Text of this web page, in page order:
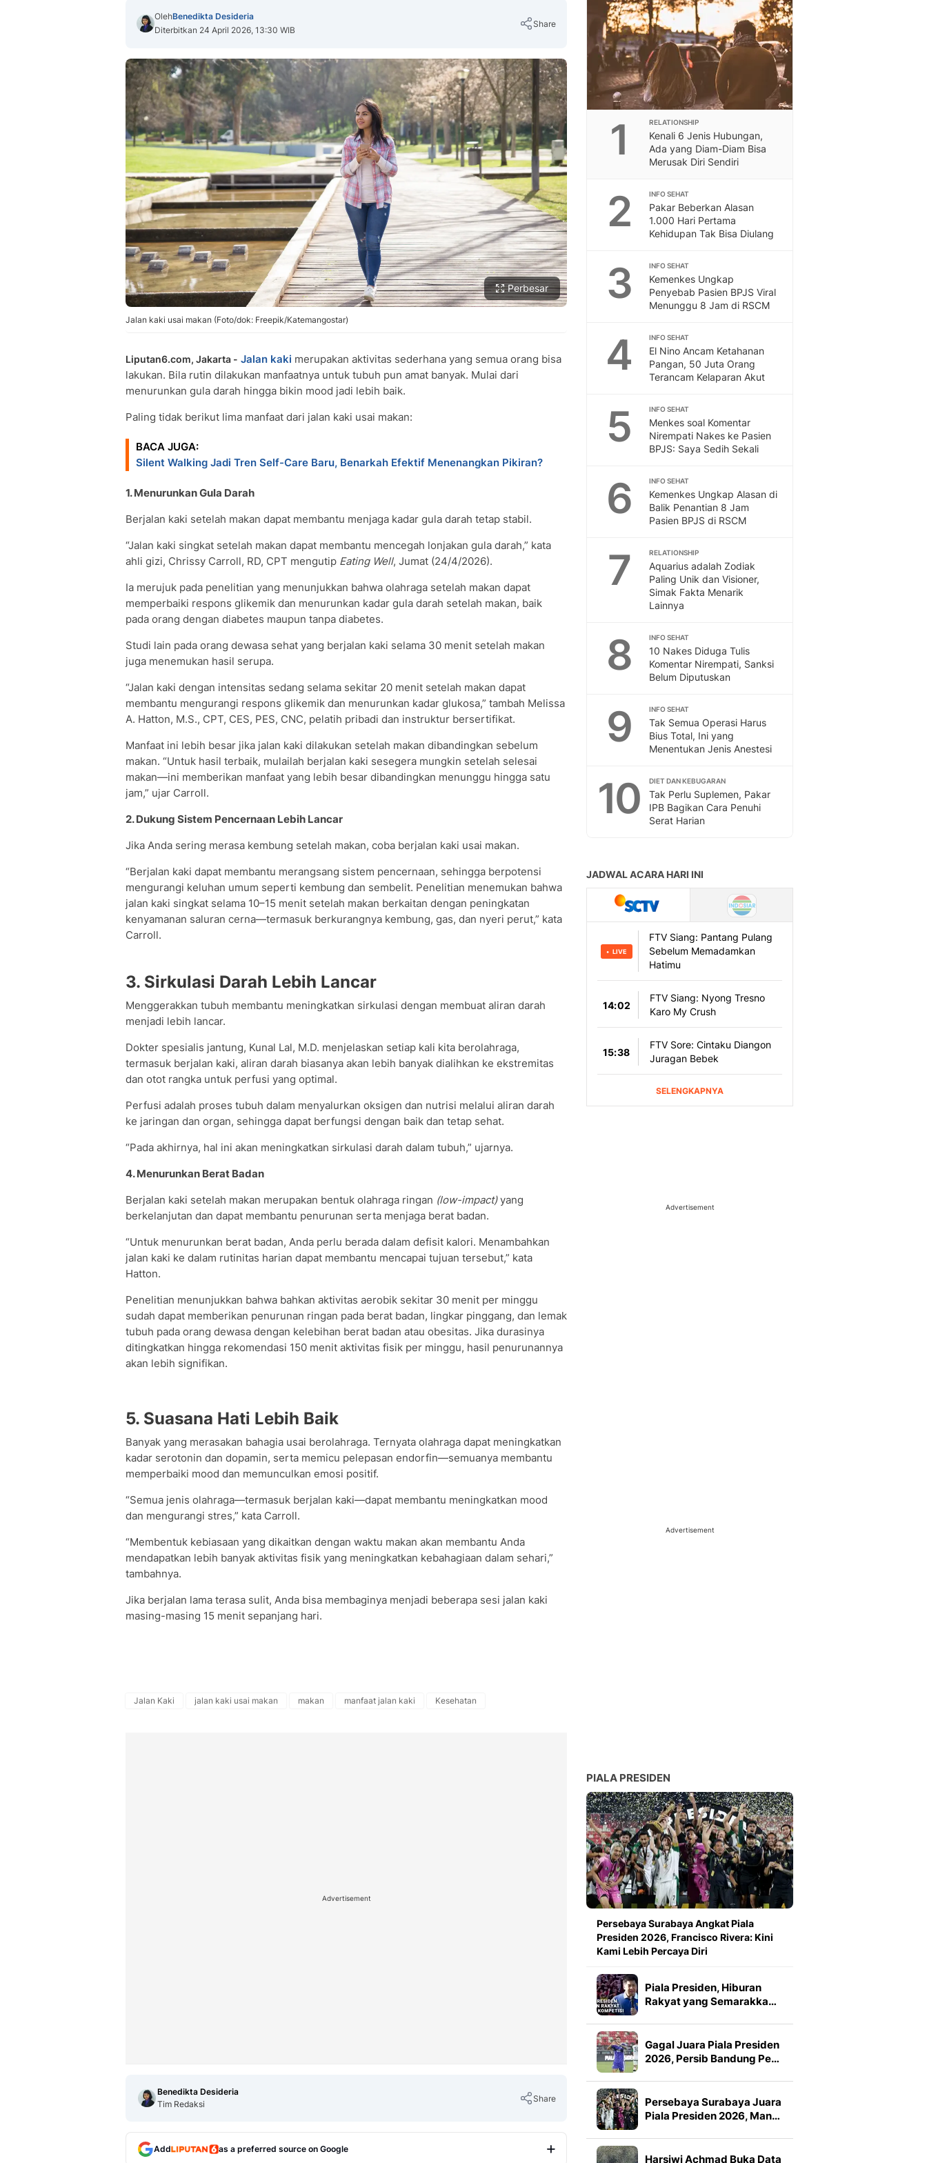
OlehBenedikta Desideria
Diterbitkan 24 April 2026, 13:30 WIB
Share
Copy Link
Perbesar
Jalan kaki usai makan (Foto/dok: Freepik/Katemangostar)
Liputan6.com, Jakarta - Jalan kaki merupakan aktivitas sederhana yang semua orang bisa
lakukan. Bila rutin dilakukan manfaatnya untuk tubuh pun amat banyak. Mulai dari
menurunkan gula darah hingga bikin mood jadi lebih baik.
Paling tidak berikut lima manfaat dari jalan kaki usai makan:
BACA JUGA:
Silent Walking Jadi Tren Self-Care Baru, Benarkah Efektif Menenangkan Pikiran?
1. Menurunkan Gula Darah
Berjalan kaki setelah makan dapat membantu menjaga kadar gula darah tetap stabil.
“Jalan kaki singkat setelah makan dapat membantu mencegah lonjakan gula darah,” kata
ahli gizi, Chrissy Carroll, RD, CPT mengutip Eating Well, Jumat (24/4/2026).
Ia merujuk pada penelitian yang menunjukkan bahwa olahraga setelah makan dapat
memperbaiki respons glikemik dan menurunkan kadar gula darah setelah makan, baik
pada orang dengan diabetes maupun tanpa diabetes.
Studi lain pada orang dewasa sehat yang berjalan kaki selama 30 menit setelah makan
juga menemukan hasil serupa.
“Jalan kaki dengan intensitas sedang selama sekitar 20 menit setelah makan dapat
membantu mengurangi respons glikemik dan menurunkan kadar glukosa,” tambah Melissa
A. Hatton, M.S., CPT, CES, PES, CNC, pelatih pribadi dan instruktur bersertifikat.
Manfaat ini lebih besar jika jalan kaki dilakukan setelah makan dibandingkan sebelum
makan. “Untuk hasil terbaik, mulailah berjalan kaki sesegera mungkin setelah selesai
makan—ini memberikan manfaat yang lebih besar dibandingkan menunggu hingga satu
jam,” ujar Carroll.
2. Dukung Sistem Pencernaan Lebih Lancar
Jika Anda sering merasa kembung setelah makan, coba berjalan kaki usai makan.
“Berjalan kaki dapat membantu merangsang sistem pencernaan, sehingga berpotensi
mengurangi keluhan umum seperti kembung dan sembelit. Penelitian menemukan bahwa
jalan kaki singkat selama 10–15 menit setelah makan berkaitan dengan peningkatan
kenyamanan saluran cerna—termasuk berkurangnya kembung, gas, dan nyeri perut,” kata
Carroll.
3. Sirkulasi Darah Lebih Lancar
Menggerakkan tubuh membantu meningkatkan sirkulasi dengan membuat aliran darah
menjadi lebih lancar.
Dokter spesialis jantung, Kunal Lal, M.D. menjelaskan setiap kali kita berolahraga,
termasuk berjalan kaki, aliran darah biasanya akan lebih banyak dialihkan ke ekstremitas
dan otot rangka untuk perfusi yang optimal.
Perfusi adalah proses tubuh dalam menyalurkan oksigen dan nutrisi melalui aliran darah
ke jaringan dan organ, sehingga dapat berfungsi dengan baik dan tetap sehat.
“Pada akhirnya, hal ini akan meningkatkan sirkulasi darah dalam tubuh,” ujarnya.
4. Menurunkan Berat Badan
Berjalan kaki setelah makan merupakan bentuk olahraga ringan (low-impact)yang
berkelanjutan dan dapat membantu penurunan serta menjaga berat badan.
“Untuk menurunkan berat badan, Anda perlu berada dalam defisit kalori. Menambahkan
jalan kaki ke dalam rutinitas harian dapat membantu mencapai tujuan tersebut,” kata
Hatton.
Penelitian menunjukkan bahwa bahkan aktivitas aerobik sekitar 30 menit per minggu
sudah dapat memberikan penurunan ringan pada berat badan, lingkar pinggang, dan lemak
tubuh pada orang dewasa dengan kelebihan berat badan atau obesitas. Jika durasinya
ditingkatkan hingga rekomendasi 150 menit aktivitas fisik per minggu, hasil penurunannya
akan lebih signifikan.
5. Suasana Hati Lebih Baik
Banyak yang merasakan bahagia usai berolahraga. Ternyata olahraga dapat meningkatkan
kadar serotonin dan dopamin, serta memicu pelepasan endorfin—semuanya membantu
memperbaiki mood dan memunculkan emosi positif.
“Semua jenis olahraga—termasuk berjalan kaki—dapat membantu meningkatkan mood
dan mengurangi stres,” kata Carroll.
“Membentuk kebiasaan yang dikaitkan dengan waktu makan akan membantu Anda
mendapatkan lebih banyak aktivitas fisik yang meningkatkan kebahagiaan dalam sehari,”
tambahnya.
Jika berjalan lama terasa sulit, Anda bisa membaginya menjadi beberapa sesi jalan kaki
masing-masing 15 menit sepanjang hari.
Jalan Kaki jalan kaki usai makan makan manfaat jalan kaki Kesehatan
Advertisement
Benedikta Desideria
Tim Redaksi
Share
Add as a preferred source on Google
1 RELATIONSHIP
Kenali 6 Jenis Hubungan,
Ada yang Diam-Diam Bisa
Merusak Diri Sendiri
2 INFO SEHAT
Pakar Beberkan Alasan
1.000 Hari Pertama
Kehidupan Tak Bisa Diulang
3 INFO SEHAT
Kemenkes Ungkap
Penyebab Pasien BPJS Viral
Menunggu 8 Jam di RSCM
4 INFO SEHAT
El Nino Ancam Ketahanan
Pangan, 50 Juta Orang
Terancam Kelaparan Akut
5 INFO SEHAT
Menkes soal Komentar
Nirempati Nakes ke Pasien
BPJS: Saya Sedih Sekali
6 INFO SEHAT
Kemenkes Ungkap Alasan di
Balik Penantian 8 Jam
Pasien BPJS di RSCM
7 RELATIONSHIP
Aquarius adalah Zodiak
Paling Unik dan Visioner,
Simak Fakta Menarik
Lainnya
8 INFO SEHAT
10 Nakes Diduga Tulis
Komentar Nirempati, Sanksi
Belum Diputuskan
9 INFO SEHAT
Tak Semua Operasi Harus
Bius Total, Ini yang
Menentukan Jenis Anestesi
10 DIET DAN KEBUGARAN
Tak Perlu Suplemen, Pakar
IPB Bagikan Cara Penuhi
Serat Harian
Advertisement
Advertisement
PIALA PRESIDEN
Persebaya Surabaya Angkat Piala
Presiden 2026, Francisco Rivera: Kini
Kami Lebih Percaya Diri
Piala Presiden, Hiburan
Rakyat yang Semarakka…
Gagal Juara Piala Presiden
2026, Persib Bandung Pe…
Persebaya Surabaya Juara
Piala Presiden 2026, Man…
Harsiwi Achmad Buka Data